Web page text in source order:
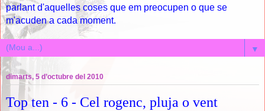
parlant d'aquelles coses que em preocupen o que se
m'acuden a cada moment.
▼
dimarts, 5 d’octubre del 2010
Top ten - 6 - Cel rogenc, pluja o vent